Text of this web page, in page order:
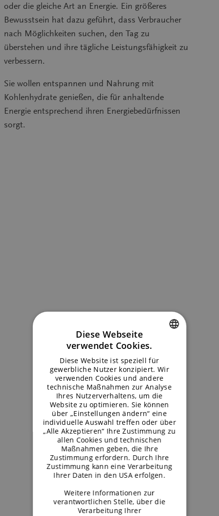
oder die gleiche Art an Energie. Ein größeres
Bewusstsein hat dazu geführt, dass Verbraucher
nach Möglichkeiten suchen, den Tag zu
überstehen und ihre tägliche Leistungsfähigkeit zu
verbessern.
Sie wollen entspannen und Nahrung mit
Kohlenhydrate genießen, die für anhaltende
Energie entsprechend ihren Energiebedürfnissen
sorgt.
ENGLISH
GERMAN
Diese Webseite
verwendet Cookies.
Diese Website ist speziell für
gewerbliche Nutzer konzipiert. Wir
verwenden Cookies und andere
technische Maßnahmen zur Analyse
Ihres Nutzerverhaltens, um die
Website zu optimieren. Sie können
über „Einstellungen ändern“ eine
individuelle Auswahl treffen oder über
„Alle Akzeptieren“ Ihre Zustimmung zu
allen Cookies und technischen
Maßnahmen geben, die Ihre
Zustimmung erfordern. Durch Ihre
Zustimmung kann eine Verarbeitung
Ihrer Daten in den USA erfolgen.
Weitere Informationen zur
verantwortlichen Stelle, über die
Verarbeitung Ihrer